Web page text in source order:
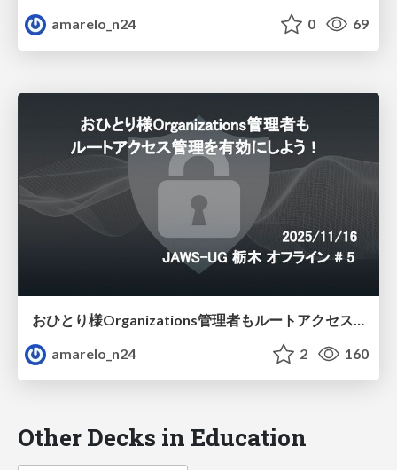
amarelo_n24
0 69
おひとり様Organizations管理者もルートアクセス管理を有効にしよう！
amarelo_n24
2 160
Other Decks in Education